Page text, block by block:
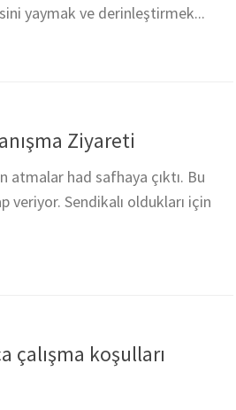
yaymak ve derinleştirmek...
Ziyareti
atmalar had safhaya çıktı. Bu
veriyor. Sendikalı oldukları için
çalışma koşulları